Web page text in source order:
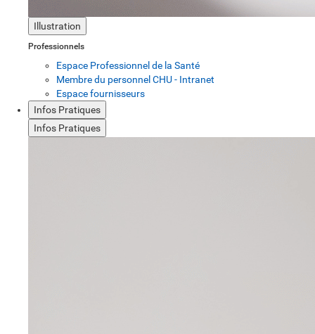
Illustration
Professionnels
Espace Professionnel de la Santé
Membre du personnel CHU - Intranet
Espace fournisseurs
Infos Pratiques
Infos Pratiques